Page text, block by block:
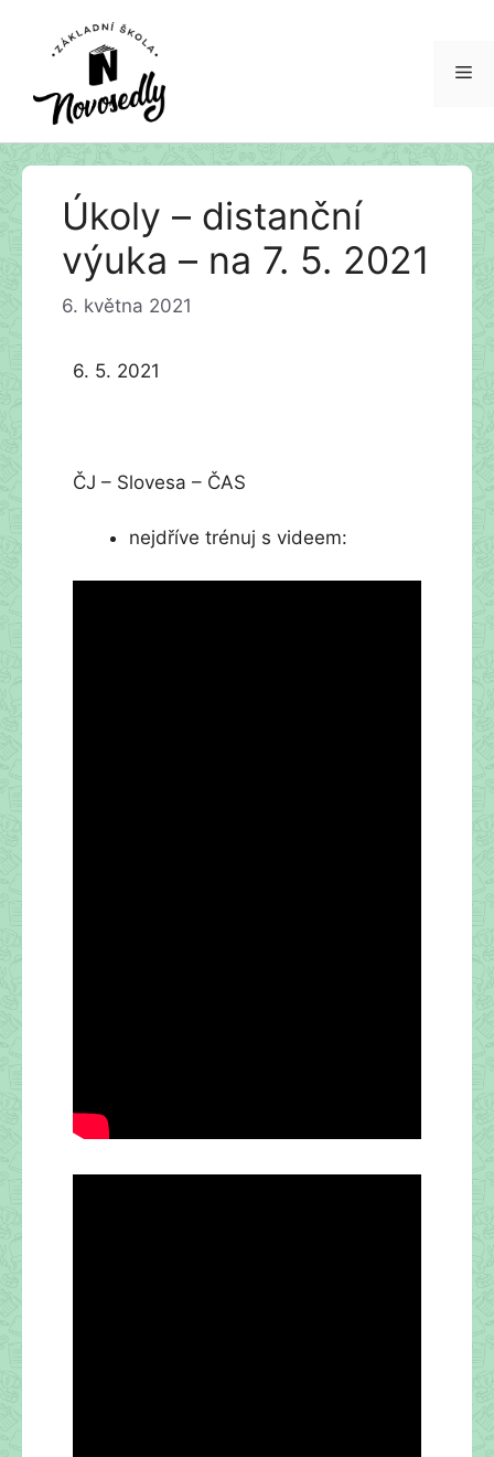
Přeskočit
Úkoly – distanční
výuka – na 7. 5. 2021
6. května 2021
6. 5. 2021
ČJ – Slovesa – ČAS
nejdříve trénuj s videem: